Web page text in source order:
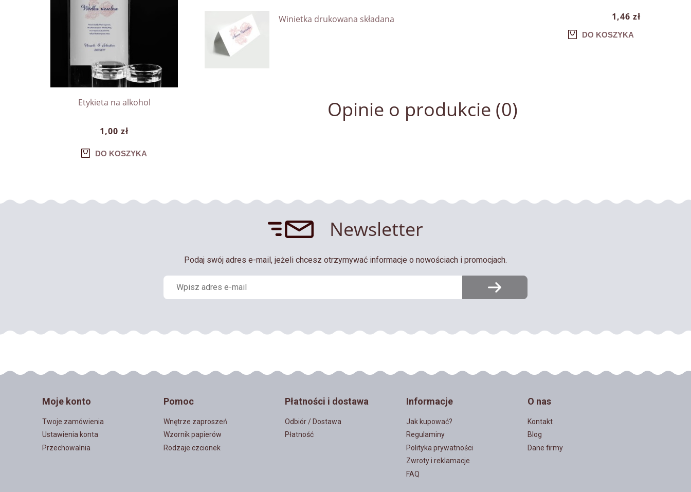
Etykieta na alkohol
1,00 zł
DO KOSZYKA
Winietka drukowana składana 1,46 zł
DO KOSZYKA
Opinie o produkcie (0)
Newsletter
Podaj swój adres e-mail, jeżeli chcesz otrzymywać informacje o nowościach i promocjach.
Moje konto
Twoje zamówienia
Ustawienia konta
Przechowalnia
Pomoc
Wnętrze zaproszeń
Wzornik papierów
Rodzaje czcionek
Płatności i dostawa
Odbiór / Dostawa
Płatność
Informacje
Jak kupować?
Regulaminy
Polityka prywatności
Zwroty i reklamacje
FAQ
O nas
Kontakt
Blog
Dane firmy